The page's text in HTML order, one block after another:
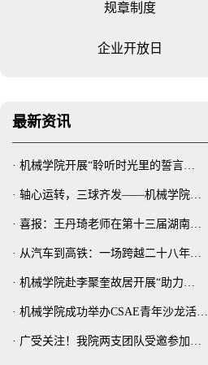
规章制度
企业开放日
最新资讯
· 机械学院开展“聆听时光里的誓言…
· 轴心运转，三球齐发——机械学院…
· 喜报：王丹琦老师在第十三届湖南…
· 从汽车到高铁：一场跨越二十八年…
· 机械学院赴李聚奎故居开展“助力…
· 机械学院成功举办CSAE青年沙龙活…
· 广受关注！我院两支团队受邀参加…